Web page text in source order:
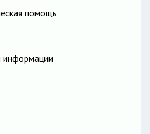
помощь
информации